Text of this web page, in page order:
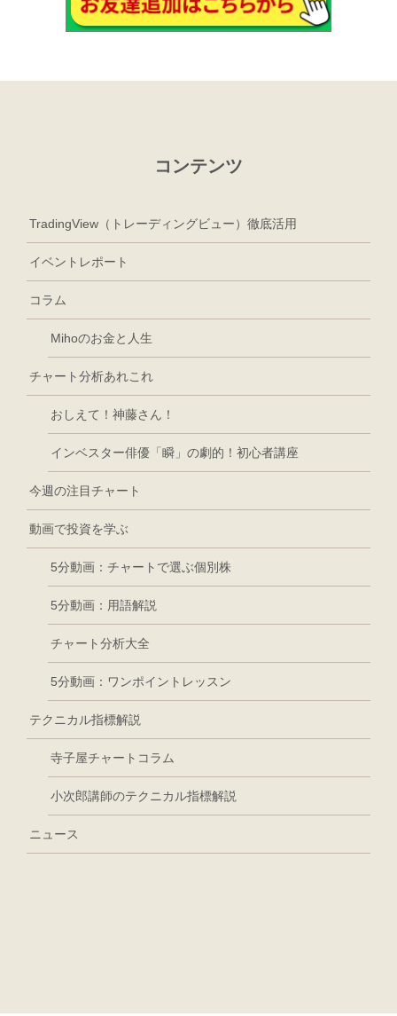
コンテンツ
TradingView（トレーディングビュー）徹底活用
イベントレポート
コラム
Mihoのお金と人生
チャート分析あれこれ
おしえて！神藤さん！
インベスター俳優「瞬」の劇的！初心者講座
今週の注目チャート
動画で投資を学ぶ
5分動画：チャートで選ぶ個別株
5分動画：用語解説
チャート分析大全
5分動画：ワンポイントレッスン
テクニカル指標解説
寺子屋チャートコラム
小次郎講師のテクニカル指標解説
ニュース